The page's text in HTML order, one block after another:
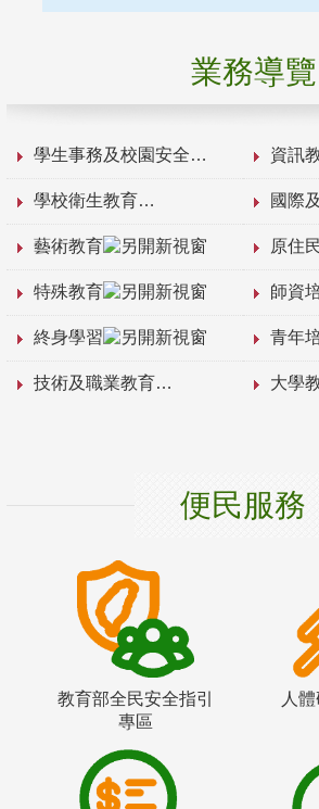
業務導覽
學生事務及校園安全 資訊
學校衛生教育 國際
藝術教育 原住
特殊教育 師資
終身學習 青年
技術及職業教育 大學
便民服務
教育部全民安全指引
專區
人